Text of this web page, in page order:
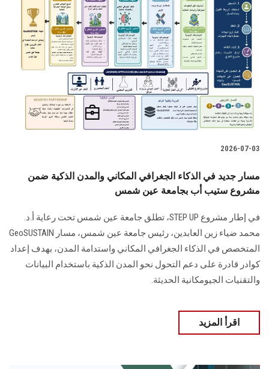
2026-07-03
مسار جديد في الذكاء الجغرافي المكاني والمدن الذكية ضمن
مشروع ستيب أب بجامعة عين شمس
في إطار مشروع STEP UP، تطلق جامعة عين شمس تحت رعاية أ.د.
محمد ضياء زين العابدين، رئيس جامعة عين شمس، مسار GeoSUSTAIN
المتخصص في الذكاء الجغرافي المكاني واستدامة المدن، بهدف إعداد
كوادر قادرة على دعم التحول نحو المدن الذكية باستخدام البيانات
والتقنيات الجيومكانية الحديثة.
اقرأ المزيد